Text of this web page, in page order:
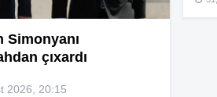
Simonyanı
çıxardı
2026, 20:15